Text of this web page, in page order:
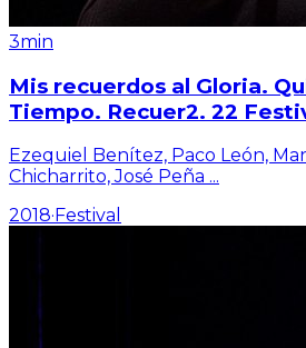
3min
Mis recuerdos al Gloria.
Tiempo. Recuer2. 22
Ezequiel Benítez, Paco León,
Chicharrito, José Peña ...
2018· Festival